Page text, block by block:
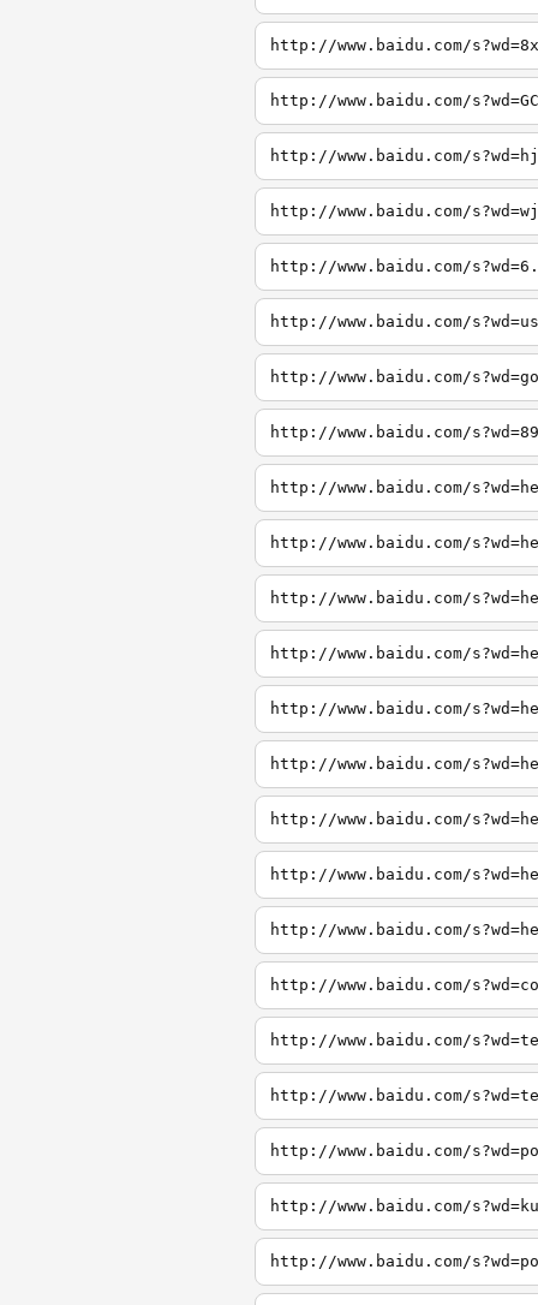
http://www.baidu.com/
http://www.baidu.com/
http://www.baidu.com/
http://www.baidu.com/
http://www.baidu.com/
http://www.baidu.com/
http://www.baidu.com/
http://www.baidu.com/
http://www.baidu.com/
http://www.baidu.com/
http://www.baidu.com/
http://www.baidu.com/
http://www.baidu.com/
http://www.baidu.com/
http://www.baidu.com/
http://www.baidu.com/
http://www.baidu.com/
http://www.baidu.com/
http://www.baidu.com/
http://www.baidu.com/
http://www.baidu.com/
http://www.baidu.com/
http://www.baidu.com/